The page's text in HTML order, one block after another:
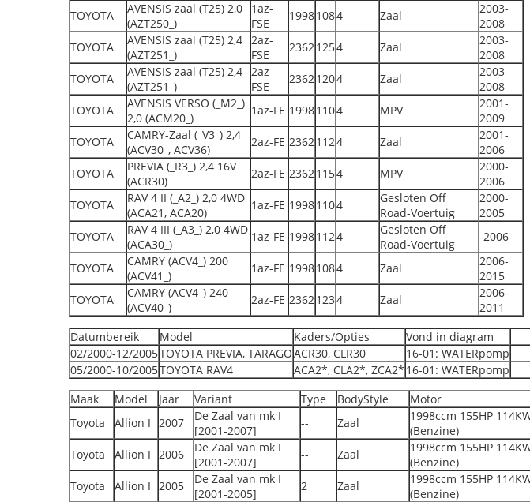
TOYOTA
AVENSIS zaal (T25) 2,0
(AZT250_)
1az-
FSE
19981084 Zaal
2003-
2008
TOYOTA
AVENSIS zaal (T25) 2,4
(AZT251_)
2az-
FSE
23621254 Zaal
2003-
2008
TOYOTA
AVENSIS zaal (T25) 2,4
(AZT251_)
2az-
FSE
23621204 Zaal
2003-
2008
TOYOTA
AVENSIS VERSO (_M2_)
2,0 (ACM20_)
1az-FE 19981104 MPV
2001-
2009
TOYOTA
CAMRY-Zaal (_V3_) 2,4
(ACV30_, ACV36)
2az-FE 23621124 Zaal
2001-
2006
TOYOTA
PREVIA (_R3_) 2,4 16V
(ACR30)
2az-FE 23621154 MPV
2000-
2006
TOYOTA
RAV 4 II (_A2_) 2,0 4WD
(ACA21, ACA20)
1az-FE 19981104
Gesloten Off
Road-Voertuig
2000-
2005
TOYOTA
RAV 4 III (_A3_) 2,0 4WD
(ACA30_)
1az-FE 19981124
Gesloten Off
Road-Voertuig
-2006
TOYOTA
CAMRY (ACV4_) 200
(ACV41_)
1az-FE 19981084 Zaal
2006-
2015
TOYOTA
CAMRY (ACV4_) 240
(ACV40_)
2az-FE 23621234 Zaal
2006-
2011
Datumbereik
Model Kaders/Opties
Vond in diagram
02/2000-12/2005TOYOTA PREVIA, TARAGOACR30, CLR30
16-01: WATERpomp
05/2000-10/2005TOYOTA RAV4 ACA2*, CLA2*, ZCA2* 16-01: WATERpomp
Maak
Model Jaar Variant Type BodyStyle
Motor
Toyota
Allion I 2007
De Zaal van mk I
[2001-2007]
-- Zaal
1998ccm 155HP
(Benzine)
Toyota
Allion I 2006
De Zaal van mk I
[2001-2007]
-- Zaal
1998ccm 155HP
(Benzine)
Toyota
Allion I 2005
De Zaal van mk I
[2001-2005]
2 Zaal
1998ccm 155HP
(Benzine)